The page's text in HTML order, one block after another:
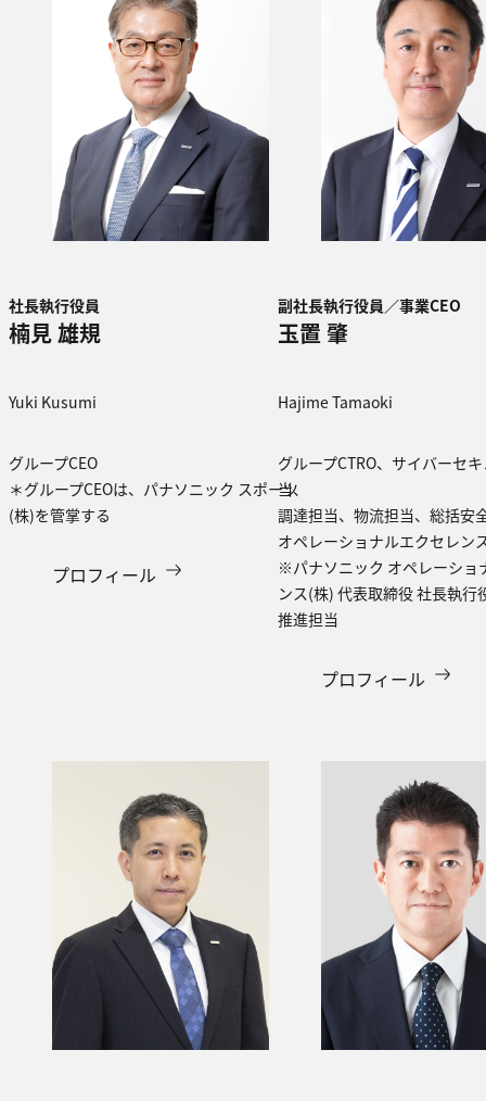
社長執行役員
楠見 雄規
Yuki Kusumi
グループCEO
＊グループCEOは、パナソニック スポーツ
(株)を管掌する
プロフィール
副社長執行役員／事業CEO
玉置 肇
Hajime Tamaoki
グループCTRO、サイバーセ
当、
調達担当、物流担当、総括安
オペレーショナルエクセレン
※パナソニック オペレーショ
ンス(株) 代表取締役 社長執行
推進担当
プロフィール